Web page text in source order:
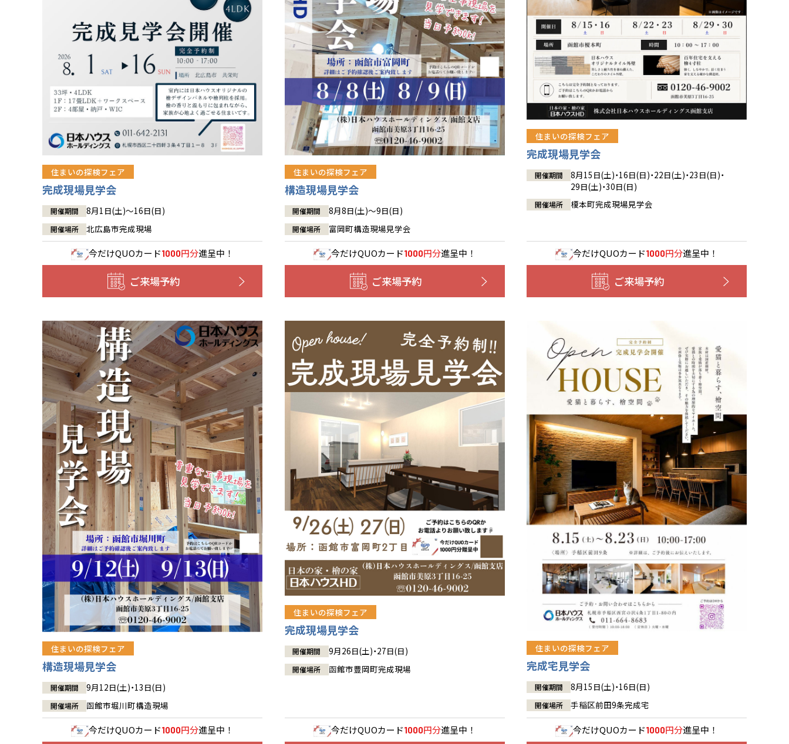
住まいの探検フェア
完成現場見学会
開催期間 8月1日(土)～16日(日)
開催場所 北広島市完成現場
今だけQUOカード1000円分進呈中！
ご来場予約
住まいの探検フェア
構造現場見学会
開催期間 8月8日(土)～9日(日)
開催場所 富岡町構造現場見学会
今だけQUOカード1000円分進呈中！
ご来場予約
住まいの探検フェア
完成現場見学会
開催期間
8月15日(土)・16日(日)・22日(土)・23日(日)・
29日(土)・30日(日)
開催場所 榎本町完成現場見学会
今だけQUOカード1000円分進呈中！
ご来場予約
住まいの探検フェア
構造現場見学会
開催期間 9月12日(土)・13日(日)
開催場所 函館市堀川町構造現場
今だけQUOカード1000円分進呈中！
住まいの探検フェア
完成現場見学会
開催期間 9月26日(土)・27日(日)
開催場所 函館市豊岡町完成現場
今だけQUOカード1000円分進呈中！
住まいの探検フェア
完成宅見学会
開催期間 8月15日(土)・16日(日)
開催場所 手稲区前田9条完成宅
今だけQUOカード1000円分進呈中！
道央
道北
青森
秋田
宮城
福島
甲信越・北陸
新潟
富山
石川
福井
関東
神奈川
埼玉
千葉
茨城
栃木
群馬
岐阜
静岡
三重
大阪
京都
兵庫
奈良
滋賀
中国・四国
岡山
香川
愛媛
鳥取
徳島
高知
九州
福岡
佐賀
熊本
長崎
沖縄
分譲マンション
※現住所のある都道府県以外の建築予定地の方でも
現住所の有るお近くの展示場又は店舗にお問合せください。
移住の計画の方もご相談対応します。お気軽にご相談ください。
道央
苫小牧千歳
小樽
道北
旭川
道南
函館
室蘭
道東
帯広
釧路
青森県
八戸
青森
秋田県
秋田
岩手県
盛岡
北上
山形県
山形
宮城県
仙台
福島県
郡山
福島
いわき
会津
甲信越・北陸
新潟県
新潟
長岡
甲府
長野県
長野
松本
富山県
富山
石川県
金沢
福井県
福井
関東
東京都
世田谷
八王子
神奈川県
横浜
湘南
相模
埼玉県
埼玉
所沢
千葉県
千葉
茨城県
水戸
栃木県
宇都宮
小山
群馬
伊勢崎
愛知県
名古屋
豊橋
岐阜県
岐阜
静岡県
静岡
浜松
三重県
四日市
大阪府
大阪
京都府
京都
兵庫県
姫路
奈良県
奈良
中国・四国
岡山県
岡山
香川県
高松
愛媛県
九州
福岡県
福岡
佐賀県
佐賀
熊本県
熊本
大分県
大分
宮崎